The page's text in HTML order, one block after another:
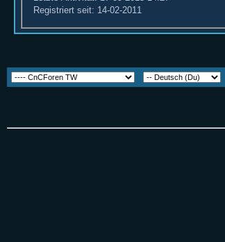
Registriert seit: 14-02-2011